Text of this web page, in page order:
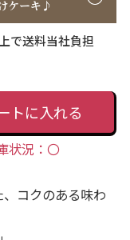
で送料当社負担
トに入れる
状況：〇
コクのある味わ